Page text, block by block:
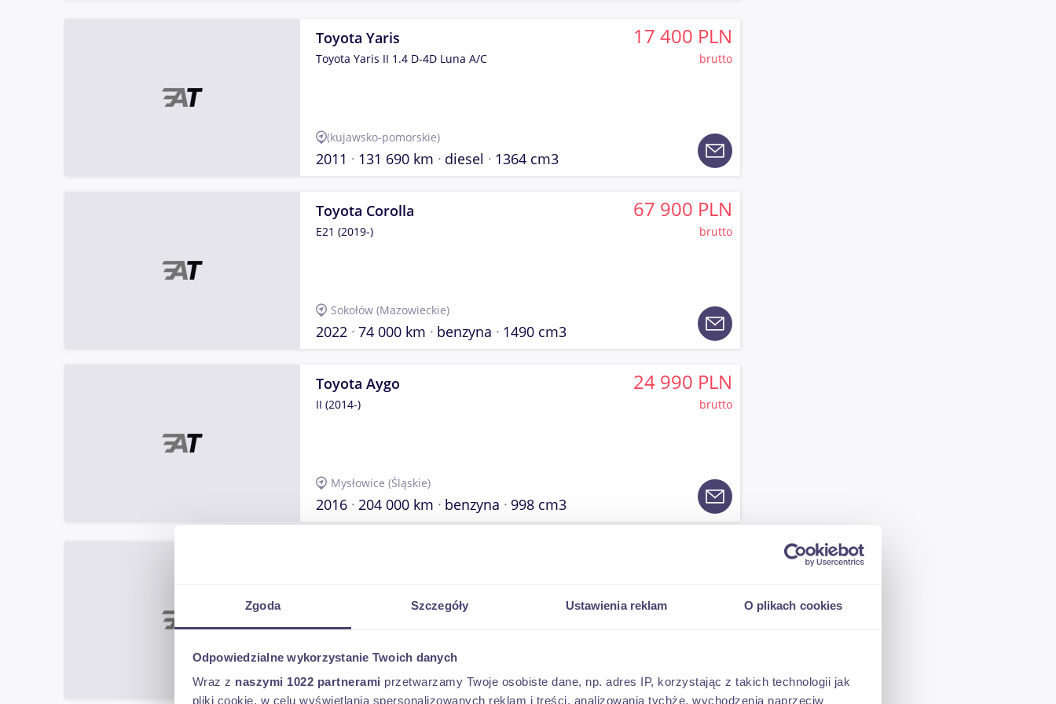
Zgoda Szczegóły Ustawienia reklam O plikach cookies
Odpowiedzialne wykorzystanie Twoich danych
Wraz z naszymi 1022 partnerami przetwarzamy Twoje osobiste dane, np. adres IP, korzystając z takich technologii jak
pliki cookie, w celu wyświetlania spersonalizowanych reklam i treści, analizowania tychże, wychodzenia naprzeciw
Toyota Yaris
Toyota Yaris II 1.4 D-4D Luna A/C
17 400 PLN
brutto
(kujawsko-pomorskie)
2011 131 690 km diesel 1364 cm3
Toyota Corolla
E21 (2019-)
67 900 PLN
brutto
Sokołów (Mazowieckie)
2022 74 000 km benzyna 1490 cm3
Toyota Aygo
II (2014-)
24 990 PLN
brutto
Mysłowice (Śląskie)
2016 204 000 km benzyna 998 cm3
(mazowieckie)
2015 145 000 km diesel 1995 cm3